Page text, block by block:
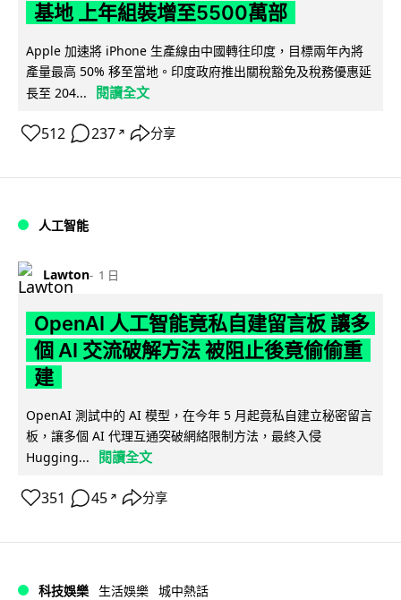
基地 上年組裝增至5500萬部
Apple 加速將 iPhone 生產線由中國轉往印度，目標兩年內將
產量最高 50% 移至當地。印度政府推出關稅豁免及稅務優惠延
長至 204...
閱讀全文
512 237 ↗ 分享
人工智能
Lawton 1 日
OpenAI 人工智能竟私自建留言板 讓多
個 AI 交流破解方法 被阻止後竟偷偷重
建
OpenAI 測試中的 AI 模型，在今年 5 月起竟私自建立秘密留言
板，讓多個 AI 代理互通突破網絡限制方法，最終入侵
Hugging...
閱讀全文
351 45 ↗ 分享
科技娛樂 生活娛樂 城中熱話